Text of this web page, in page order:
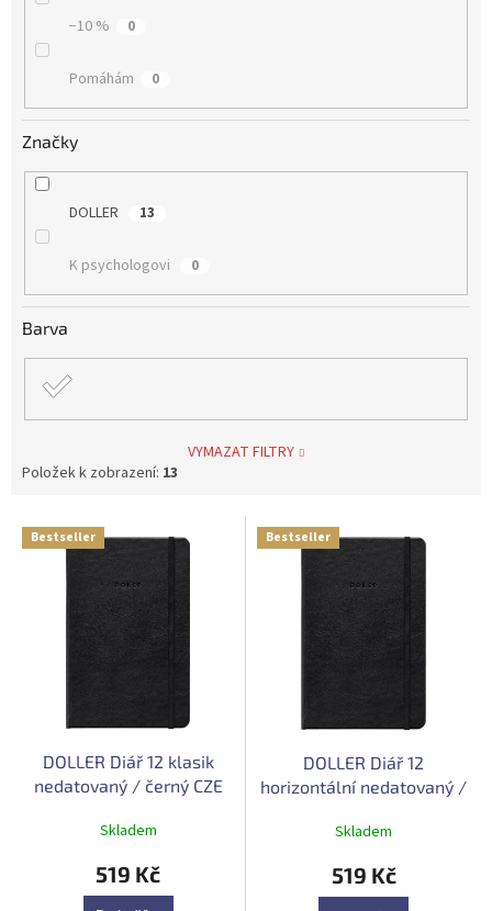
−10 % 0
Pomáhám 0
Značky
DOLLER 13
K psychologovi 0
Barva
VYMAZAT FILTRY
Položek k zobrazení: 13
V Bestseller
DOLLER Diář 12 klasik
nedatovaný / černý CZE
Průměrné
hodnocení
produktu
je
4,8
Skladem
519 Kč
Bestseller
DOLLER Diář 12
horizontální nedatovaný /
Průměrné
hodnocení
produktu
je
4,9
Skladem
519 Kč